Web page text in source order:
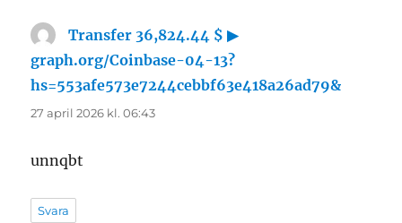
Transfer 36,824.44 $ ▶
graph.org/Coinbase-04-13?
hs=553afe573e7244cebbf63e418a26ad79&
27 april 2026 kl. 06:43
unnqbt
Svara